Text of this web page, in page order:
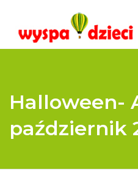
Halloween-
październik